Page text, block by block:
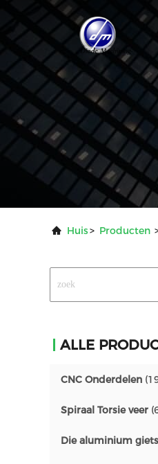
Huis> Producten
ALLE
CNC Onderdelen
Spiraal Torsie veer
Die aluminium